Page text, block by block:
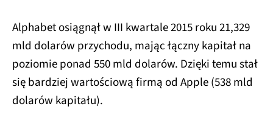
Alphabet osiągnął w III kwartale 2015 roku 21,329
mld dolarów przychodu, mając łączny kapitał na
poziomie ponad 550 mld dolarów. Dzięki temu stał
się bardziej wartościową firmą od Apple (538 mld
dolarów kapitału).